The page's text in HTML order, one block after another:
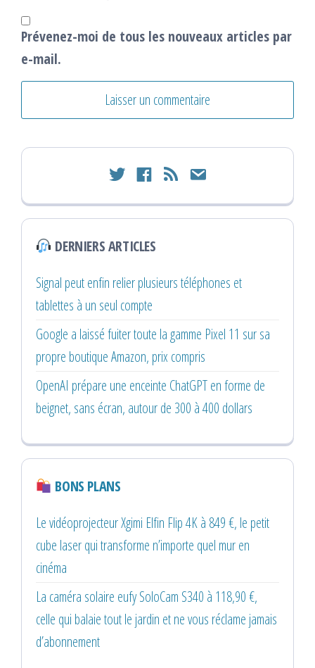
Prévenez-moi de tous les nouveaux articles par
e-mail.
twitter facebook
rss email
DERNIERS ARTICLES
Signal peut enfin relier plusieurs téléphones et
tablettes à un seul compte
Google a laissé fuiter toute la gamme Pixel 11 sur sa
propre boutique Amazon, prix compris
OpenAI prépare une enceinte ChatGPT en forme de
beignet, sans écran, autour de 300 à 400 dollars
BONS PLANS
Le vidéoprojecteur Xgimi Elfin Flip 4K à 849 €, le petit
cube laser qui transforme n’importe quel mur en
cinéma
La caméra solaire eufy SoloCam S340 à 118,90 €,
celle qui balaie tout le jardin et ne vous réclame jamais
d’abonnement